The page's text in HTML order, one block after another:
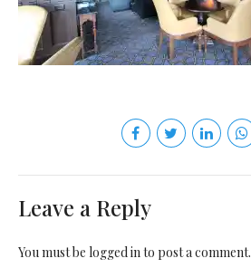
Leave a Reply
You must be logged into post a comment.